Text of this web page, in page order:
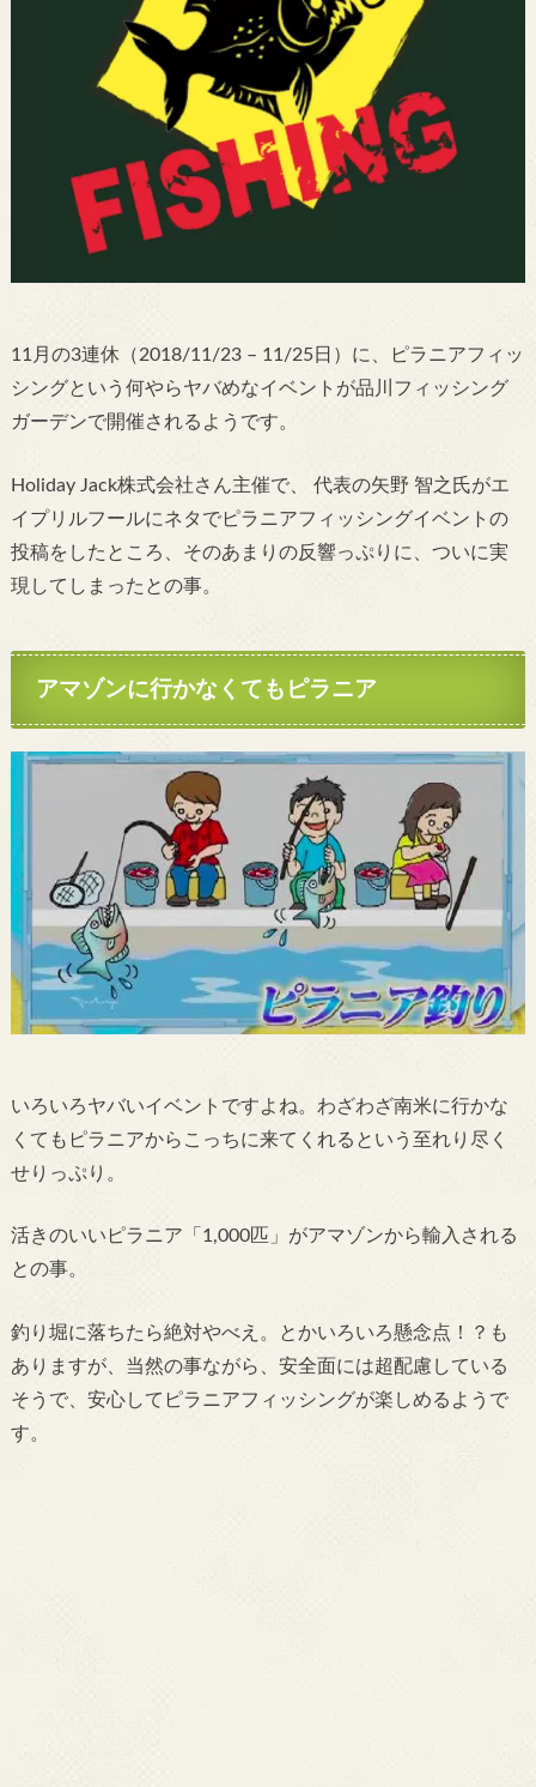
11月の3連休（2018/11/23 – 11/25日）に、ピラニアフィッ
シングという何やらヤバめなイベントが品川フィッシング
ガーデンで開催されるようです。
Holiday Jack株式会社さん主催で、 代表の矢野 智之氏がエ
イプリルフールにネタでピラニアフィッシングイベントの
投稿をしたところ、そのあまりの反響っぷりに、ついに実
現してしまったとの事。
アマゾンに行かなくてもピラニア
いろいろヤバいイベントですよね。わざわざ南米に行かな
くてもピラニアからこっちに来てくれるという至れり尽く
せりっぷり。
活きのいいピラニア「1,000匹」がアマゾンから輸入される
との事。
釣り堀に落ちたら絶対やべえ。とかいろいろ懸念点！？も
ありますが、当然の事ながら、安全面には超配慮している
そうで、安心してピラニアフィッシングが楽しめるようで
す。